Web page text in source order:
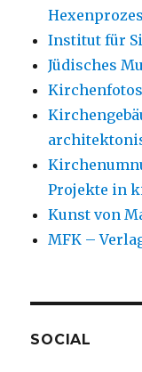
Institut für
Jüdisches
Projekte in
Kunst von
MFK –
SOCIAL